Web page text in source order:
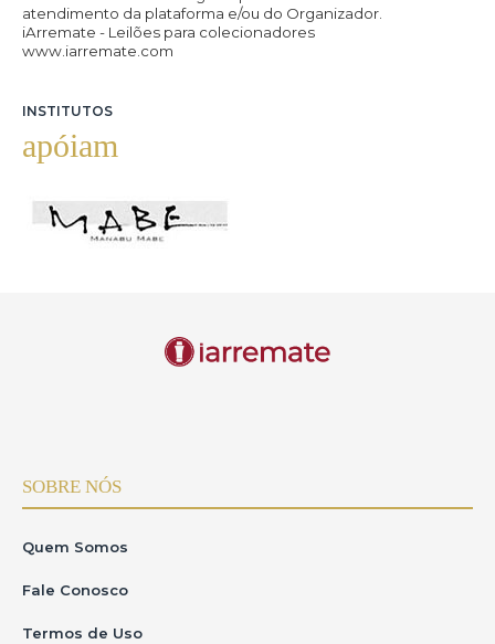
atendimento da plataforma e/ou do Organizador.
iArremate - Leilões para colecionadores
www.iarremate.com
INSTITUTOS
apóiam
SOBRE NÓS
Quem Somos
Fale Conosco
Termos de Uso